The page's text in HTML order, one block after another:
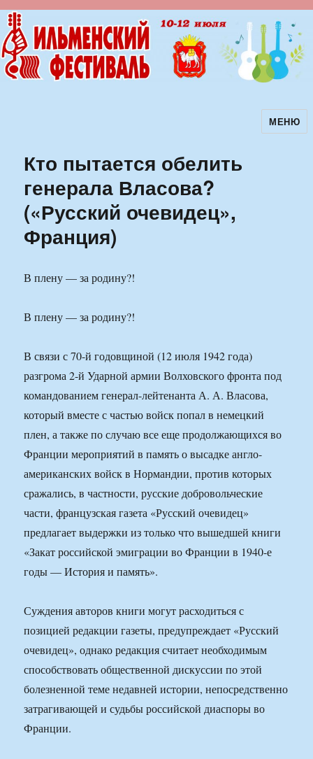
Ильменский фестиваль авторскойМЕНЮ
Кто пытается обелить
генерала Власова?
(«Русский очевидец»,
Франция)
В плену — за родину?!
В плену — за родину?!
В связи с 70-й годовщиной (12 июля 1942 года)
разгрома 2-й Ударной армии Волховского фронта под
командованием генерал-лейтенанта А. А. Власова,
который вместе с частью войск попал в немецкий
плен, а также по случаю все еще продолжающихся во
Франции мероприятий в память о высадке англо-
американских войск в Нормандии, против которых
сражались, в частности, русские добровольческие
части, французская газета «Русский очевидец»
предлагает выдержки из только что вышедшей книги
«Закат российской эмиграции во Франции в 1940-е
годы — История и память».
Суждения авторов книги могут расходиться с
позицией редакции газеты, предупреждает «Русский
очевидец», однако редакция считает необходимым
способствовать общественной дискуссии по этой
болезненной теме недавней истории, непосредственно
затрагивающей и судьбы российской диаспоры во
Франции.